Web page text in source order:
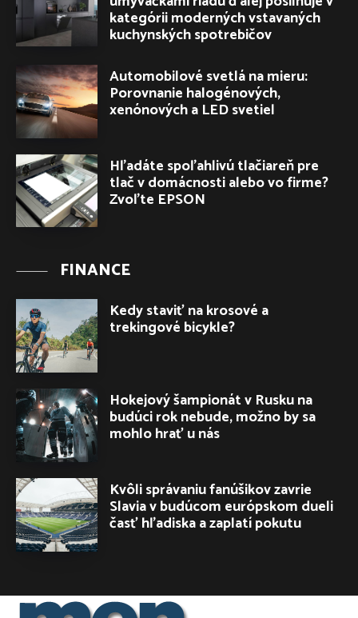
kategórii moderných vstavaných
kuchynských spotrebičov
Automobilové svetlá na mieru:
Porovnanie halogénových,
xenónových a LED svetiel
Hľadáte spoľahlivú tlačiareň pre
tlač v domácnosti alebo vo firme?
Zvoľte EPSON
FINANCE
Kedy staviť na krosové a
trekingové bicykle?
Hokejový šampionát v Rusku na
budúci rok nebude, možno by sa
mohlo hrať u nás
Kvôli správaniu fanúšikov zavrie
Slavia v budúcom európskom dueli
časť hľadiska a zaplatí pokutu